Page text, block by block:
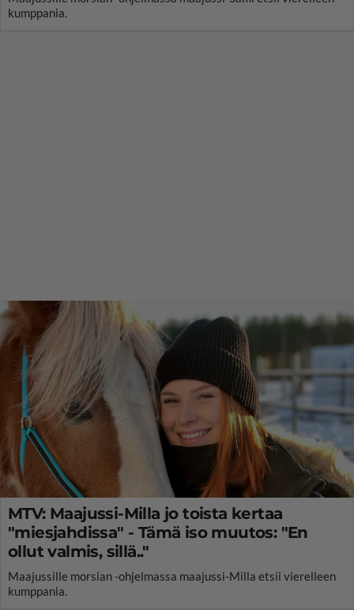
kumppania.
MTV: Maajussi-Milla jo toista kertaa
"miesjahdissa" - Tämä iso muutos: "En
ollut valmis, sillä.."
Maajussille morsian -ohjelmassa maajussi-Milla etsii vierelleen
kumppania.